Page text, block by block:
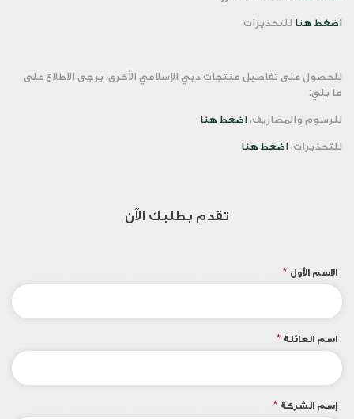
اضغط هنا للتحذيرات
للحصول على تفاصيل منتجات دبي الإسلامي الأخرى، يرجى الاطلاع على
ما يلي:
للرسوم والمصاريف، اضغط هنا
للتحذيرات، اضغط هنا
تقدم بطلبك الآن
الاسم الأول *
اسم العائلة *
إسم الشركة *